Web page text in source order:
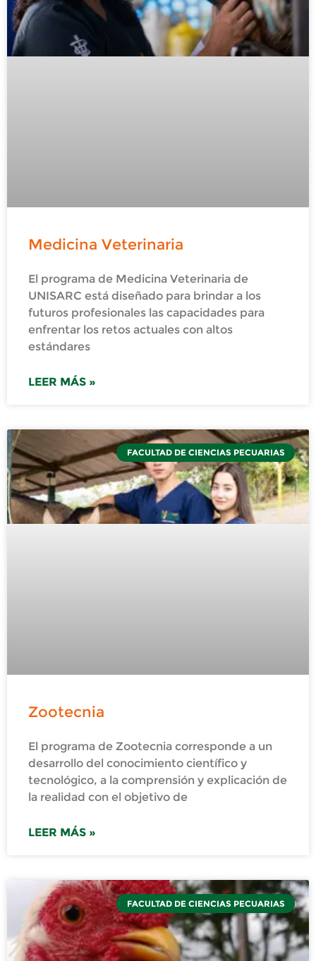
Medicina Veterinaria
El programa de Medicina Veterinaria de
UNISARC está diseñado para brindar a los
futuros profesionales las capacidades para
enfrentar los retos actuales con altos
estándares
LEER MÁS »
FACULTAD DE CIENCIAS PECUARIAS
Zootecnia
El programa de Zootecnia corresponde a un
desarrollo del conocimiento científico y
tecnológico, a la comprensión y explicación de
la realidad con el objetivo de
LEER MÁS »
FACULTAD DE CIENCIAS PECUARIAS